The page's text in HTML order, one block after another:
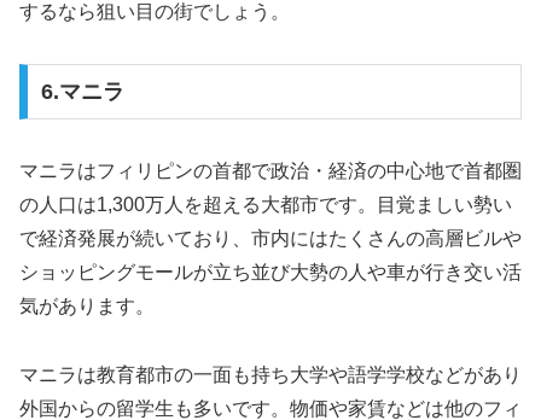
するなら狙い目の街でしょう。
6.マニラ
マニラはフィリピンの首都で政治・経済の中心地で首都圏
の人口は1,300万人を超える大都市です。目覚ましい勢い
で経済発展が続いており、市内にはたくさんの高層ビルや
ショッピングモールが立ち並び大勢の人や車が行き交い活
気があります。
マニラは教育都市の一面も持ち大学や語学学校などがあり
外国からの留学生も多いです。物価や家賃などは他のフィ